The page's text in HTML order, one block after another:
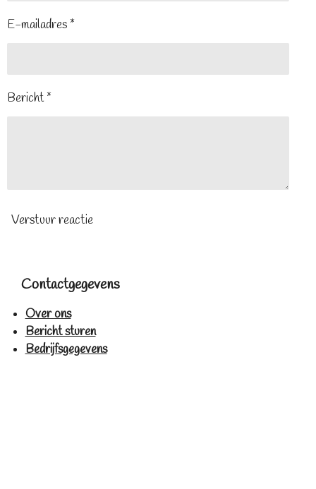
E-mailadres *
Bericht *
Verstuur reactie
Contactgegevens
Over ons
Bericht sturen
Bedrijfsgegevens